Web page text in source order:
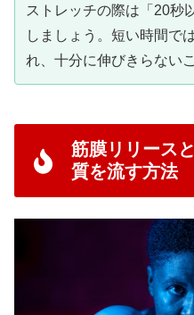
ストレッチの際は「20秒
しましょう。短い時間で
れ、十分に伸びきらない
筋膜リリース
質を流す方法